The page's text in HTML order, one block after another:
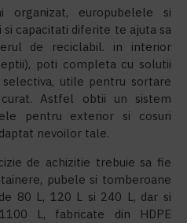
organizat, europubelele si
capacitati diferite te ajuta sa
de reciclabil. in interior
poti completa cu solutii
utile pentru sortare
Astfel obtii un sistem
pentru exterior si cosuri
nevoilor tale.
de achizitie trebuie sa fie
pubele si tomberoane
80 L, 120 L si 240 L, dar si
L, fabricate din HDPE